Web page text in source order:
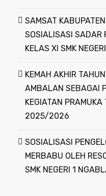
SAMSAT
SOSIALISASI SADAR
KELAS XI SMK
KEMAH AKHIR
AMBALAN SEBAGAI
KEGIATAN
2025/2026
SOSIALISASI
MERBABU OLEH
SMK NEGERI 1